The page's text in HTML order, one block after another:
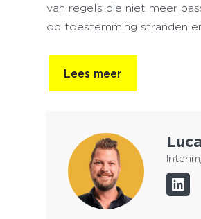
van regels die niet meer
op toestemming stranden
Lees meer